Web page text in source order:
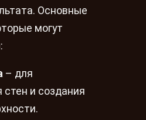
Основные
могут
– для
и создания